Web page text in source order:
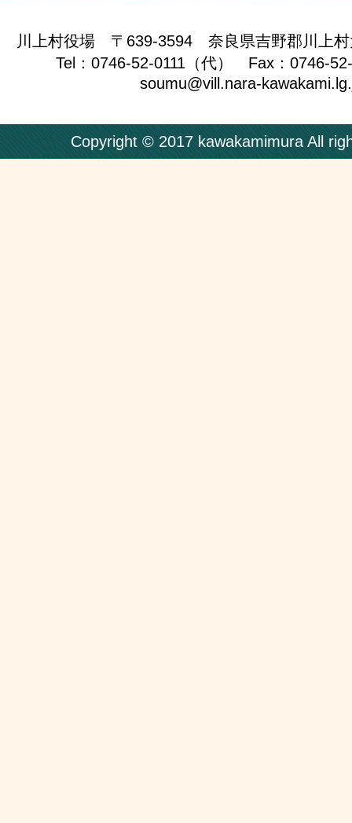
川上村役場 〒639-3594 奈良県吉野郡川上村
Tel：0746-52-0111（代） Fax：0746-
soumu@vill.nara-
Copyright © 2017 kawakamimura All